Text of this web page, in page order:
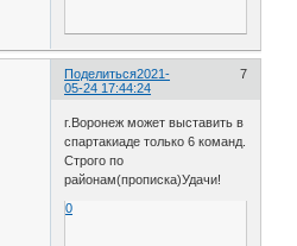
Поделиться 7
2021-
05-24 17:44:24
г.Воронеж может выставить в
спартакиаде только 6 команд.
Строго по
районам(прописка)Удачи!
0